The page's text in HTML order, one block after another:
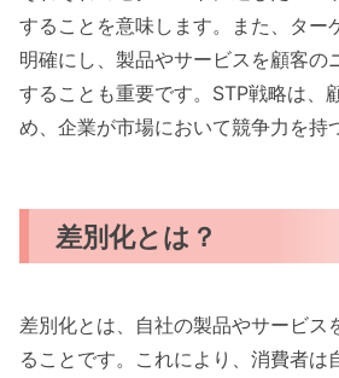
することを意味します。また、ター
明確にし、製品やサービスを顧客の
することも重要です。STP戦略は、
め、企業が市場において競争力を持
差別化とは？
差別化とは、自社の製品やサービス
ることです。これにより、消費者は